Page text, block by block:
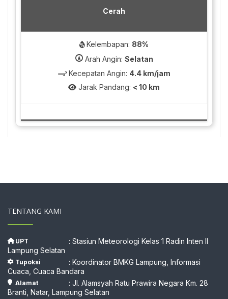
Cerah
Kelembapan: 88%
Arah Angin: Selatan
Kecepatan Angin: 4.4 km/jam
Jarak Pandang: < 10 km
TENTANG KAMI
UPT
: Stasiun Meteorologi Kelas 1 Radin Inten II
Lampung Selatan
Tupoksi
: Koordinator BMKG Lampung, Informasi
Cuaca, Cuaca Bandara
Alamat
: Jl. Alamsyah Ratu Prawira Negara Km. 28
Branti, Natar, Lampung Selatan